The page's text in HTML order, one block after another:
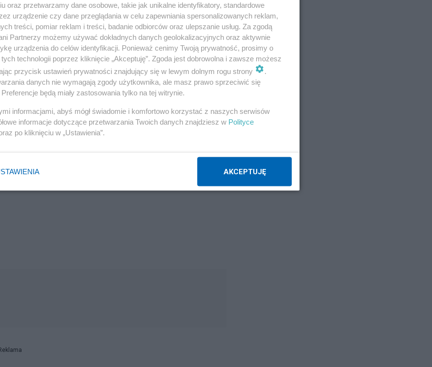
oraz przetwarzamy dane osobowe, takie jak unikalne identyfikatory, standardowe
urządzenie czy dane przeglądania w celu zapewniania spersonalizowanych reklam,
treści, pomiar reklam i treści, badanie odbiorców oraz ulepszanie usług. Za zgodą
Partnerzy możemy używać dokładnych danych geolokalizacyjnych oraz aktywnie
urządzenia do celów identyfikacji. Ponieważ cenimy Twoją prywatność, prosimy o
technologii poprzez kliknięcie „Akceptuję”. Zgoda jest dobrowolna i zawsze możesz
przycisk ustawień prywatności znajdujący się w lewym dolnym rogu strony
.
danych nie wymagają zgody użytkownika, ale masz prawo sprzeciwić się
będą miały zastosowania tylko na tej witrynie.
informacjami, abyś mógł świadomie i komfortowo korzystać z naszych serwisów
informacje dotyczące przetwarzania Twoich danych znajdziesz w Polityce
po kliknięciu w „Ustawienia”.
AKCEPTUJĘ